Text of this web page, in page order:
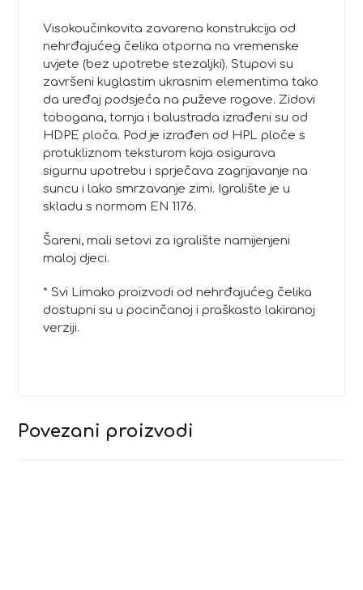
Visokoučinkovita zavarena konstrukcija od
nehrđajućeg čelika otporna na vremenske
uvjete (bez upotrebe stezaljki). Stupovi su
završeni kuglastim ukrasnim elementima tako
da uređaj podsjeća na puževe rogove. Zidovi
tobogana, tornja i balustrada izrađeni su od
HDPE ploča. Pod je izrađen od HPL ploče s
protukliznom teksturom koja osigurava
sigurnu upotrebu i sprječava zagrijavanje na
suncu i lako smrzavanje zimi. Igralište je u
skladu s normom EN 1176.
Šareni, mali setovi za igralište namijenjeni
maloj djeci.
* Svi Limako proizvodi od nehrđajućeg čelika
dostupni su u pocinčanoj i praškasto lakiranoj
verziji.
Povezani proizvodi